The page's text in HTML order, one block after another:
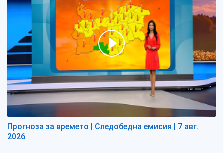
Прогноза за времето | Следобедна емисия | 7 авг.
2026